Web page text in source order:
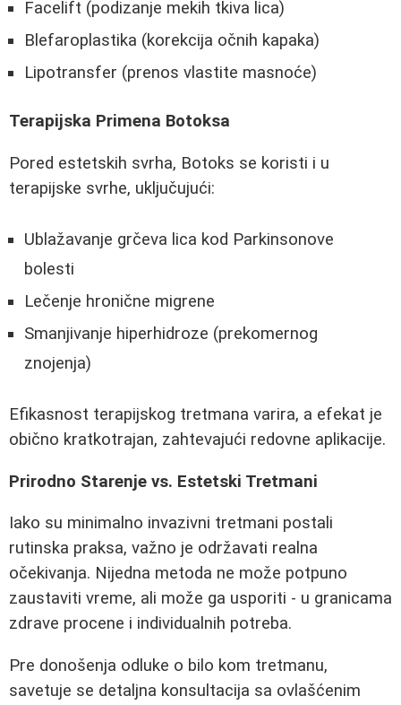
Facelift (podizanje mekih tkiva lica)
Blefaroplastika (korekcija očnih kapaka)
Lipotransfer (prenos vlastite masnoće)
Terapijska Primena Botoksa
Pored estetskih svrha, Botoks se koristi i u
terapijske svrhe, uključujući:
Ublažavanje grčeva lica kod Parkinsonove
bolesti
Lečenje hronične migrene
Smanjivanje hiperhidroze (prekomernog
znojenja)
Efikasnost terapijskog tretmana varira, a efekat je
obično kratkotrajan, zahtevajući redovne aplikacije.
Prirodno Starenje vs. Estetski Tretmani
Iako su minimalno invazivni tretmani postali
rutinska praksa, važno je održavati realna
očekivanja. Nijedna metoda ne može potpuno
zaustaviti vreme, ali može ga usporiti - u granicama
zdrave procene i individualnih potreba.
Pre donošenja odluke o bilo kom tretmanu,
savetuje se detaljna konsultacija sa ovlašćenim